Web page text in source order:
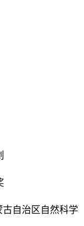
古自治区自然科学